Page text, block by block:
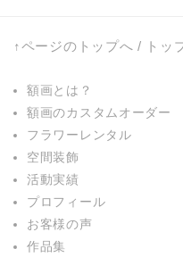
↑ページのトップへ / トッ
額画とは？
額画のカスタムオーダー
フラワーレンタル
空間装飾
活動実績
プロフィール
お客様の声
作品集